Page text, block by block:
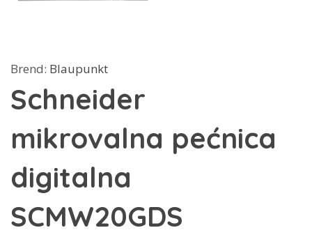
Brend: Blaupunkt
Schneider
mikrovalna pećnica
digitalna
SCMW20GDS